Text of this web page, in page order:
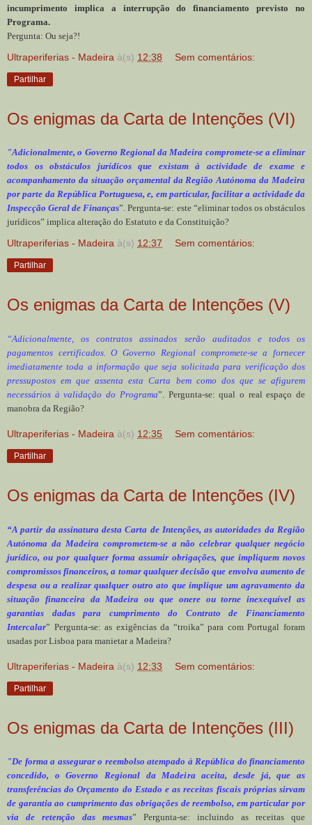
incumprimento implica a interrupção do financiamento previsto no
Programa.
Pergunta: Ou seja?!
Ultraperiferias - Madeira à(s) 12:38 Sem comentários:
Partilhar
Os enigmas da Carta de Intenções (VI)
"Adicionalmente, o Governo Regional da Madeira compromete-se a eliminar
todos os obstáculos jurídicos que existam à actividade de exame e
acompanhamento da situação orçamental da Região Autónoma da Madeira
por parte da República Portuguesa, e, em particular, facilitar a actividade da
Inspecção Geral de Finanças”. Pergunta-se: este “eliminar todos os obstáculos
jurídicos” implica alteração do Estatuto e da Constituição?
Ultraperiferias - Madeira à(s) 12:37 Sem comentários:
Partilhar
Os enigmas da Carta de Intenções (V)
“Adicionalmente, os contratos assinados serão auditados e todos os
pagamentos certificados. O Governo Regional compromete-se a fornecer
imediatamente toda a informação que seja solicitada para verificação dos
pressupostos em que assenta esta Carta bem como dos que se afigurem
necessários à validação do Programa”. Pergunta-se: qual o real espaço de
manobra da Região?
Ultraperiferias - Madeira à(s) 12:35 Sem comentários:
Partilhar
Os enigmas da Carta de Intenções (IV)
“A partir da assinatura desta Carta de Intenções, as autoridades da Região
Autónoma da Madeira comprometem-se a não celebrar qualquer negócio
jurídico, ou por qualquer forma assumir obrigações, que impliquem novos
compromissos financeiros, a tomar qualquer decisão que envolva aumento de
despesa ou a realizar qualquer outro ato que implique um agravamento da
situação financeira da Madeira ou que onere ou torne inexequível as
garantias dadas para cumprimento do Contrato de Financiamento
Intercalar” Pergunta-se: as exigências da “troika” para com Portugal foram
usadas por Lisboa para manietar a Madeira?
Ultraperiferias - Madeira à(s) 12:33 Sem comentários:
Partilhar
Os enigmas da Carta de Intenções (III)
"De forma a assegurar o reembolso atempado à República do financiamento
concedido, o Governo Regional da Madeira aceita, desde já, que as
transferências do Orçamento do Estado e as receitas fiscais próprias sirvam
de garantia ao cumprimento das obrigações de reembolso, em particular por
via de retenção das mesmas” Pergunta-se: incluindo as receitas que